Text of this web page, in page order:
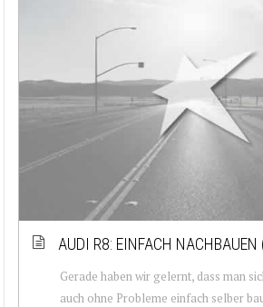
AUDI R8: EINFACH NACHBAUEN
Gerade haben wir gelernt, dass man
auch ohne Probleme einfach selber